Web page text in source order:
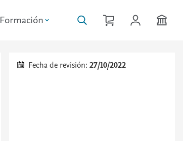
Formación
Fecha de revisión:27/10/2022